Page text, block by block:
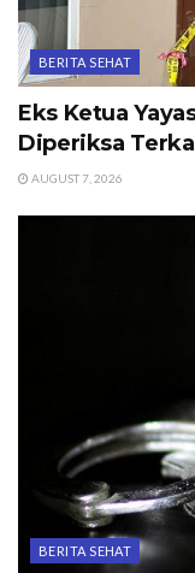
BERITA SEHAT
Eks Ketua
Diperiksa
AUGUST 7, 2026
BERITA SEHAT